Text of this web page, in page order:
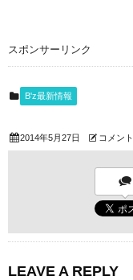
スポンサーリンク
B'z最新情報
2014年5月27日 コメント
LEAVE A REPLY